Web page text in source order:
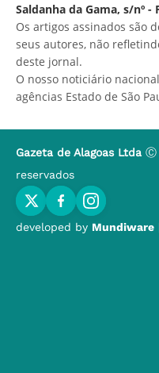
Saldanha da Gama, s/nº -
Os artigos assinados são
seus autores, não
deste jornal.
O nosso noticiário
agências Estado de São
Gazeta de Alagoas Ltda Ⓒ
reservados
developed by Mundiware